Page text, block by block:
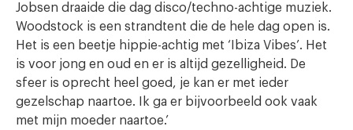
Jobsen draaide die dag disco/techno-achtige muziek.
Woodstock is een strandtent die de hele dag open is.
Het is een beetje hippie-achtig met ‘Ibiza Vibes’. Het
is voor jong en oud en er is altijd gezelligheid. De
sfeer is oprecht heel goed, je kan er met ieder
gezelschap naartoe. Ik ga er bijvoorbeeld ook vaak
met mijn moeder naartoe.’